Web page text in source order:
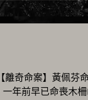
【離奇命案】黃佩芬
年前早已命喪木柵